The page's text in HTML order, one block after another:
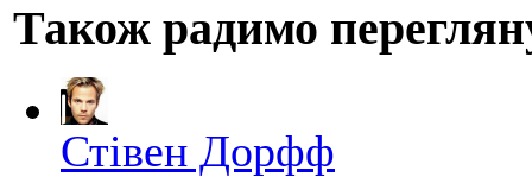
Також радимо
Стівен Дорфф